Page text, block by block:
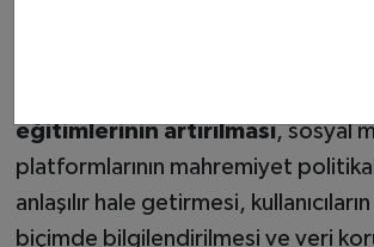
eğitimlerinin artırılması, sosyal
platformlarının mahremiyet
anlaşılır hale getirmesi,
biçimde bilgilendirilmesi ve veri